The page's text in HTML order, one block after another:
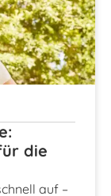
die
auf –